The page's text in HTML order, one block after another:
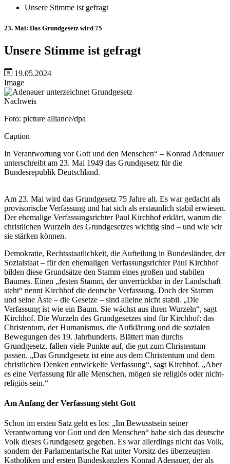
Unsere Stimme ist gefragt
23. Mai: Das Grundgesetz wird 75
Unsere Stimme ist gefragt
19.05.2024
Image
Nachweis
Foto: picture alliance/dpa
Caption
In Verantwortung vor Gott und den Menschen“ – Konrad Adenauer
unterschreibt am 23. Mai 1949 das Grundgesetz für die
Bundesrepublik Deutschland.
Am 23. Mai wird das Grundgesetz 75 Jahre alt. Es war gedacht als
provisorische Verfassung und hat sich als erstaunlich stabil erwiesen.
Der ehemalige Verfassungsrichter Paul Kirchhof erklärt, warum die
christlichen Wurzeln des Grundgesetzes wichtig sind – und wie wir
sie stärken können.
Demokratie, Rechtsstaatlichkeit, die Aufteilung in Bundesländer, der
Sozialstaat – für den ehemaligen Verfassungsrichter Paul Kirchhof
bilden diese Grundsätze den Stamm eines großen und stabilen
Baumes. Einen „festen Stamm, der unverrückbar in der Landschaft
steht“ nennt Kirchhof die deutsche Verfassung. Doch der Stamm
und seine Äste – die Gesetze – sind alleine nicht stabil. „Die
Verfassung ist wie ein Baum. Sie wächst aus ihren Wurzeln“, sagt
Kirchhof. Die Wurzeln des Grundgesetzes sind für Kirchhof: das
Christentum, der Humanismus, die Aufklärung und die sozialen
Bewegungen des 19. Jahrhunderts. Blättert man durchs
Grundgesetz, fallen viele Punkte auf, die gut zum Christentum
passen. „Das Grundgesetz ist eine aus dem Christentum und dem
christlichen Denken entwickelte Verfassung“, sagt Kirchhof. „Aber
es eine Verfassung für alle Menschen, mögen sie religiös oder nicht-
religiös sein.“
Am Anfang der Verfassung steht Gott
Schon im ersten Satz geht es los: „Im Bewusstsein seiner
Verantwortung vor Gott und den Menschen“ habe sich das deutsche
Volk dieses Grundgesetz gegeben. Es war allerdings nicht das Volk,
sondern der Parlamentarische Rat unter Vorsitz des überzeugten
Katholiken und ersten Bundeskanzlers Konrad Adenauer, der als